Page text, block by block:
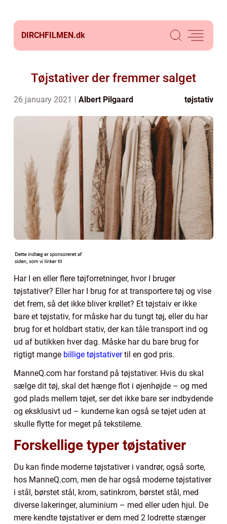
DIRCHFILMEN.dk
Tøjstativer der fremmer salget
26 january 2021 Albert Pilgaard tøjstativ
Har I en eller flere tøjforretninger, hvor I bruger
tøjstativer? Eller har I brug for at transportere tøj og vise
det frem, så det ikke bliver krøllet? Et tøjstaiv er ikke
bare et tøjstativ, for måske har du tungt tøj, eller du har
brug for et holdbart stativ, der kan tåle transport ind og
ud af butikken hver dag. Måske har du bare brug for
rigtigt mange billige tøjstativertil en god pris.
ManneQ.com har forstand på tøjstativer. Hvis du skal
sælge dit tøj, skal det hænge flot i øjenhøjde – og med
god plads mellem tøjet, ser det ikke bare ser indbydende
og eksklusivt ud – kunderne kan også se tøjet uden at
skulle flytte for meget på tekstilerne.
Forskellige typer tøjstativer
Du kan finde moderne tøjstativer i vandrør, også sorte,
hos ManneQ.com, men de har også moderne tøjstativer
i stål, børstet stål, krom, satinkrom, børstet stål, med
diverse lakeringer, aluminium – med eller uden hjul. De
mere kendte tøjstativer er dem med 2 lodrette stænger